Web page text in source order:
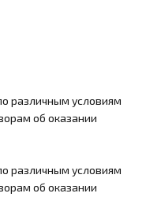
различным условиям
об оказании
различным условиям
об оказании